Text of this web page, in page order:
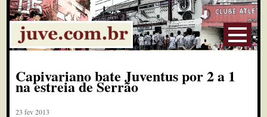
Capivariano bate Juventus por 2 a 1
na estreia de Serrão
23 fev 2013